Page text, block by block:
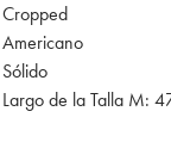
Cropped
Americano
Sólido
Largo de la Talla M: